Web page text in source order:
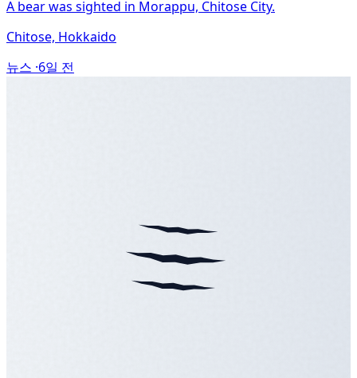
A bear was sighted in Morappu, Chitose City.
Chitose, Hokkaido
뉴스 ·6일 전